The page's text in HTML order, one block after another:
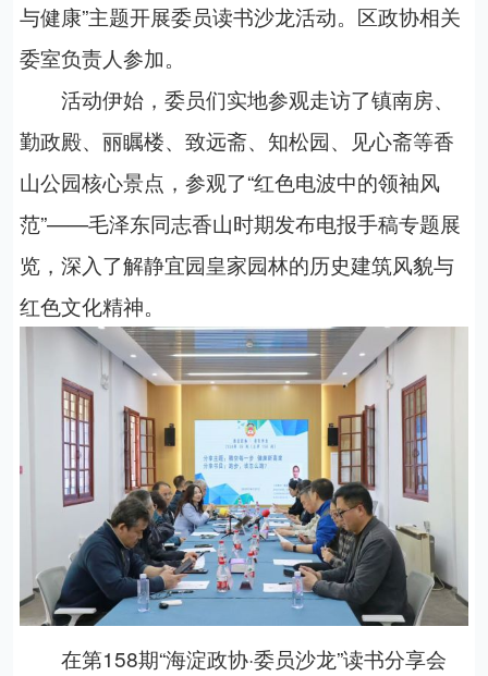
与健康”主题开展委员读书沙龙活动。区政协相关
委室负责人参加。
活动伊始，委员们实地参观走访了镇南房、
勤政殿、丽瞩楼、致远斋、知松园、见心斋等香
山公园核心景点，参观了“红色电波中的领袖风
范”——毛泽东同志香山时期发布电报手稿专题展
览，深入了解静宜园皇家园林的历史建筑风貌与
红色文化精神。
在第158期“海淀政协·委员沙龙”读书分享会